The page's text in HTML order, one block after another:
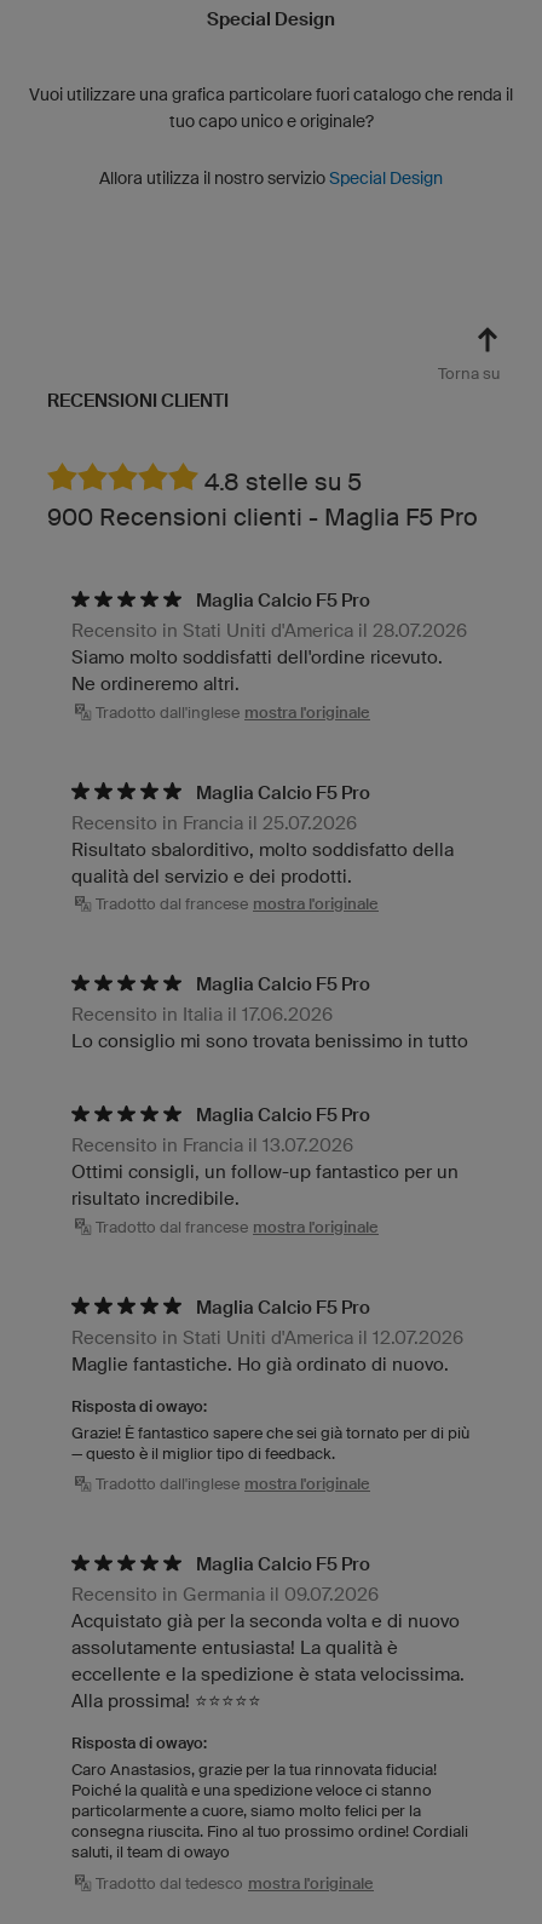
Special Design
Vuoi utilizzare una grafica particolare fuori catalogo che renda il
tuo capo unico e originale?
Allora utilizza il nostro servizioSpecial Design
Torna su
RECENSIONI CLIENTI
4.8 stelle su 5
900 Recensioni clienti - Maglia F5 Pro
Maglia Calcio F5 Pro
Recensito in Stati Uniti d'America il 28.07.2026
Siamo molto soddisfatti dell'ordine ricevuto.
Ne ordineremo altri.
Tradotto dall'inglese mostra l'originale
Maglia Calcio F5 Pro
Recensito in Francia il 25.07.2026
Risultato sbalorditivo, molto soddisfatto della
qualità del servizio e dei prodotti.
Tradotto dal francese mostra l'originale
Maglia Calcio F5 Pro
Recensito in Italia il 17.06.2026
Lo consiglio mi sono trovata benissimo in tutto
Maglia Calcio F5 Pro
Recensito in Francia il 13.07.2026
Ottimi consigli, un follow-up fantastico per un
risultato incredibile.
Tradotto dal francese mostra l'originale
Maglia Calcio F5 Pro
Recensito in Stati Uniti d'America il 12.07.2026
Maglie fantastiche. Ho già ordinato di nuovo.
Risposta di owayo:
Grazie! È fantastico sapere che sei già tornato per di più
— questo è il miglior tipo di feedback.
Tradotto dall'inglese mostra l'originale
Maglia Calcio F5 Pro
Recensito in Germania il 09.07.2026
Acquistato già per la seconda volta e di nuovo
assolutamente entusiasta! La qualità è
eccellente e la spedizione è stata velocissima.
Alla prossima! ⭐⭐⭐⭐⭐
Risposta di owayo:
Caro Anastasios, grazie per la tua rinnovata fiducia!
Poiché la qualità e una spedizione veloce ci stanno
particolarmente a cuore, siamo molto felici per la
consegna riuscita. Fino al tuo prossimo ordine! Cordiali
saluti, il team di owayo
Tradotto dal tedesco mostra l'originale